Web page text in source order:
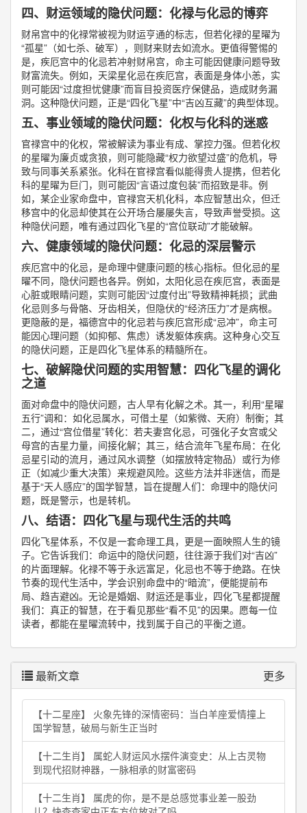
四、财运领域的隐伏问题：化禄与化忌的博弈
财帛宫中的化禄常被视为财运亨通的标志，但若化禄的星曜为
“孤星”（如七杀、破军），则财来财去如流水。更值得警惕的
是，疾厄宫中的化忌若冲射财帛宫，命主可能因健康问题导致
财富流失。例如，天梁星化忌在疾厄宫，表面是身体小恙，实
则可能因“过度担忧健康”而盲目投资医疗保健品，造成财务漏
洞。这种隐伏问题，正是“四化飞星”中“吉凶互藏”的典型体现。
五、事业领域的隐伏问题：化权与化科的迷惑
官禄宫中的化权，常被解读为事业有成、掌控力强。但若化权
的星曜为廉贞或贪狼，则可能隐藏“权力欲望过盛”的危机，导
致与同事关系紧张。化科在官禄宫看似能得贵人提携，但若化
科的星曜为巨门，则可能因“言语过度包装”而招致是非。例
如，某企业家命盘中，官禄宫天机化科，本应智慧出众，但迁
移宫中的化忌却使其在公开场合屡屡失言，导致声誉受损。这
种隐伏问题，唯有通过四化飞星的“宫位联动”才能破解。
六、健康领域的隐伏问题：化忌的深层警示
疾厄宫中的化忌，是命理中健康问题的核心指标。但化忌的星
曜不同，隐伏问题也各异。例如，太阳化忌在疾厄宫，表面是
心脏或眼睛问题，实则可能因“过度付出”导致精神耗损；武曲
化忌则多与骨骼、牙齿相关，但隐伏的“经济压力”才是病根。
更隐蔽的是，福德宫中的化忌若与疾厄宫形成“忌冲”，命主可
能因心理问题（如抑郁、焦虑）诱发躯体疾病。这种身心交互
的隐伏问题，正是四化飞星体系的精髓所在。
七、破解隐伏问题的实用智慧：四化飞星的调化
之道
面对命盘中的隐伏问题，古人早有化解之术。其一，利用“星曜
五行”调和：如化忌属水，可借土星（如紫微、天府）制衡；其
二，通过“宫位借星”转化：若夫妻宫化忌，可强化子女宫或父
母宫的吉星力量，间接化解；其三，结合流年飞星布局：在化
忌星引动的流月，通过风水调整（如摆放特定物品）或行为修
正（如减少重大决策）来规避风险。这些方法并非迷信，而是
基于“天人感应”的国学智慧，旨在提醒人们：命理中的隐伏问
题，既是警示，也是转机。
八、结语：四化飞星与现代生活的共鸣
四化飞星体系，不仅是一套命理工具，更是一面映照人生的镜
子。它告诉我们：命运中的隐伏问题，往往源于我们对“吉凶”
的片面理解。化禄不等于永远富足，化忌也不等于绝路。在快
节奏的现代生活中，学会识别命盘中的“暗流”，便能提前布
局、趋吉避凶。无论是婚姻、财运还是事业，四化飞星都提醒
我们：真正的智慧，在于看见那些“看不见”的因果。愿每一位
读者，都能在星曜流转中，找到属于自己的平衡之道。
最新文章 更多
【十二星座】 火象先锋的深情密码：当白羊座爱情撞上
国学智慧，破局与新生正当时
【十二生肖】 属蛇人财运风水摆件演变史：从上古灵物
到现代招财神器，一脉相承的财富密码
【十二生肖】 属虎的你，是不是总感觉事业差一股劲